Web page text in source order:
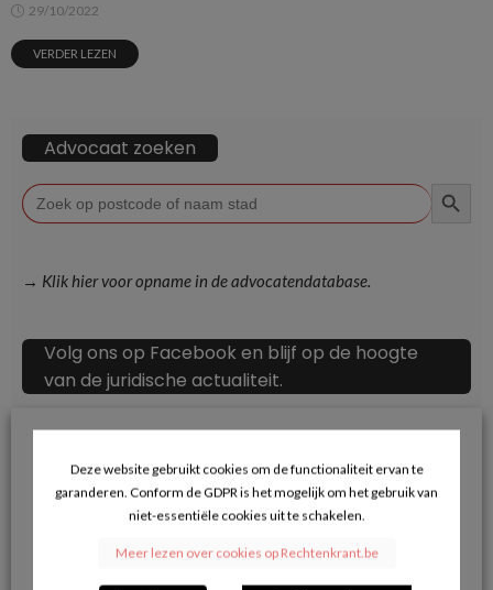
29/10/2022
VERDER LEZEN
Advocaat zoeken
Zoek
naar:
→ Klik hier voor opname in de advocatendatabase.
Volg ons op Facebook en blijf op de hoogte
van de juridische actualiteit.
Recente berichten
Herroepingsrecht Bij Online Aankopen: Wanneer Mag Je Iets
Deze website gebruikt cookies om de functionaliteit ervan te
garanderen. Conform de GDPR is het mogelijk om het gebruik van
niet-essentiële cookies uit te schakelen.
Meer lezen over cookies op Rechtenkrant.be